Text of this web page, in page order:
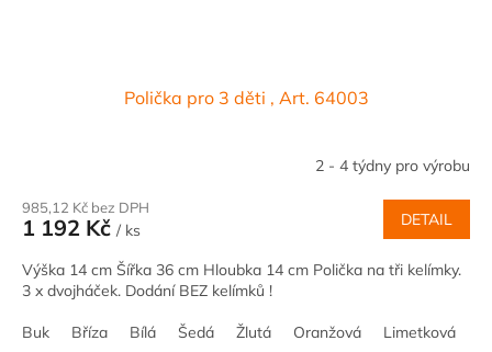
Polička pro 3 děti , Art. 64003
2 - 4 týdny pro výrobu
985,12 Kč bez DPH
1 192 Kč / ks
DETAIL
Výška 14 cm Šířka 36 cm Hloubka 14 cm Polička na tři kelímky.
3 x dvojháček. Dodání BEZ kelímků !
Buk Bříza Bílá Šedá Žlutá Oranžová Limetková